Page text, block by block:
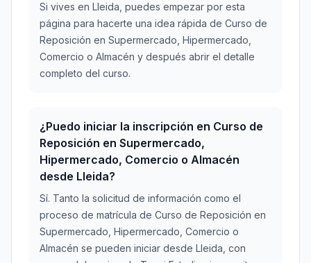
Si vives en Lleida, puedes empezar por esta
página para hacerte una idea rápida de Curso de
Reposición en Supermercado, Hipermercado,
Comercio o Almacén y después abrir el detalle
completo del curso.
¿Puedo iniciar la inscripción en Curso de
Reposición en Supermercado,
Hipermercado, Comercio o Almacén
desde Lleida?
Sí. Tanto la solicitud de información como el
proceso de matrícula de Curso de Reposición en
Supermercado, Hipermercado, Comercio o
Almacén se pueden iniciar desde Lleida, con